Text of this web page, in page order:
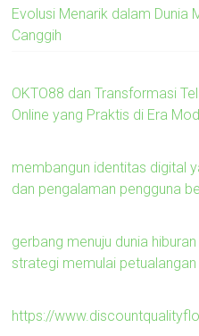
Evolusi Menarik dalam Dunia
Canggih
OKTO88 dan Transformasi
Online yang Praktis di Era
membangun identitas digital
dan pengalaman pengguna
gerbang menuju dunia
strategi memulai
https://